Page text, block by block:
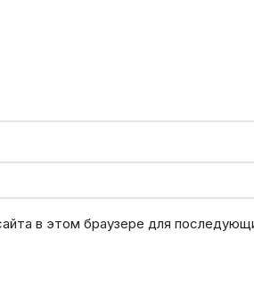
в этом браузере для